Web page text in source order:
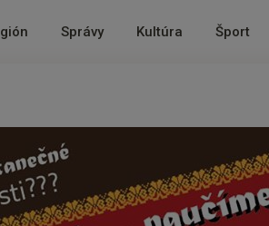
Správy Kultúra Šport